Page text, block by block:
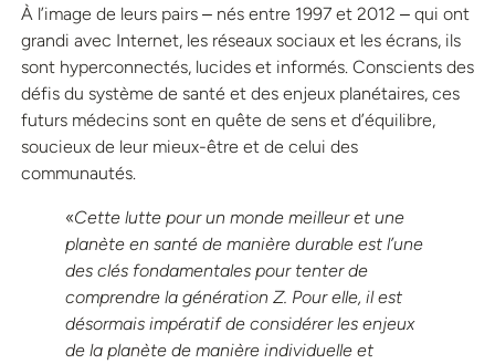
À l’image de leurs pairs ‒ nés entre 1997 et 2012 ‒ qui ont
grandi avec Internet, les réseaux sociaux et les écrans, ils
sont hyperconnectés, lucides et informés. Conscients des
défis du système de santé et des enjeux planétaires, ces
futurs médecins sont en quête de sens et d’équilibre,
soucieux de leur mieux-être et de celui des
communautés.
«Cette lutte pour un monde meilleur et une
planète en santé de manière durable est l’une
des clés fondamentales pour tenter de
comprendre la génération Z. Pour elle, il est
désormais impératif de considérer les enjeux
de la planète de manière individuelle et